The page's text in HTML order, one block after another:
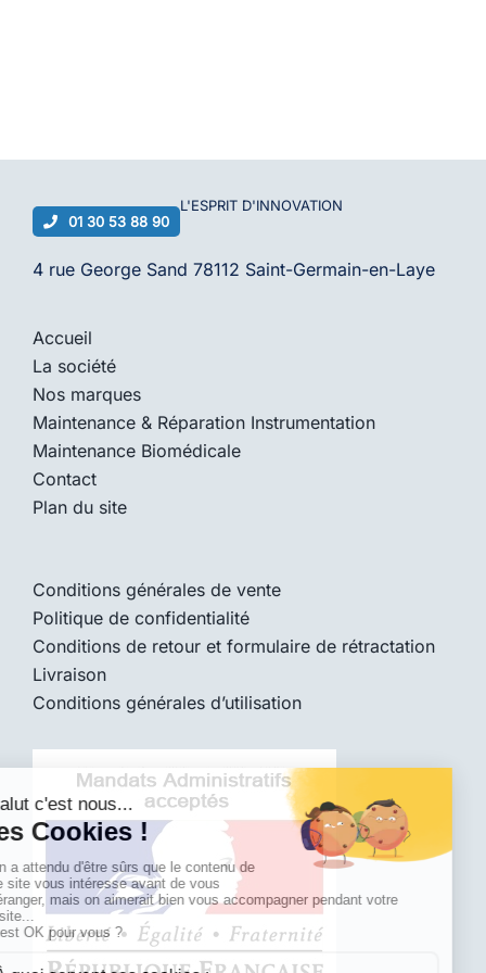
L'ESPRIT D'INNOVATION
01 30 53 88 90
4 rue George Sand 78112 Saint-Germain-en-Laye
Accueil
La société
Nos marques
Maintenance & Réparation Instrumentation
Maintenance Biomédicale
Contact
Plan du site
Conditions générales de vente
Politique de confidentialité
Conditions de retour et formulaire de rétractation
Livraison
Conditions générales d’utilisation